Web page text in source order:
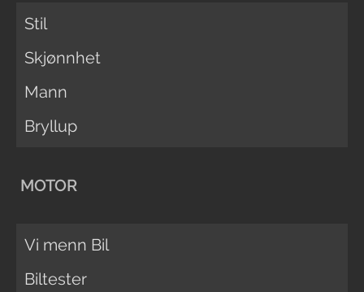
Stil
Skjønnhet
Mann
Bryllup
MOTOR
Vi menn Bil
Biltester